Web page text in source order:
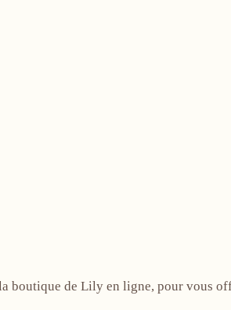
boutique de Lily en ligne, pour vous